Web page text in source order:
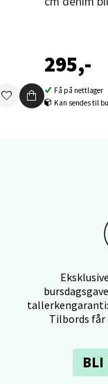
295,-
Få på nettlager
Kan sendes til
Tilbords får
BLI
Velg